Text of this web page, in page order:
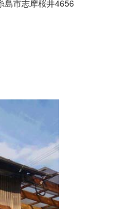
志摩桜井4656